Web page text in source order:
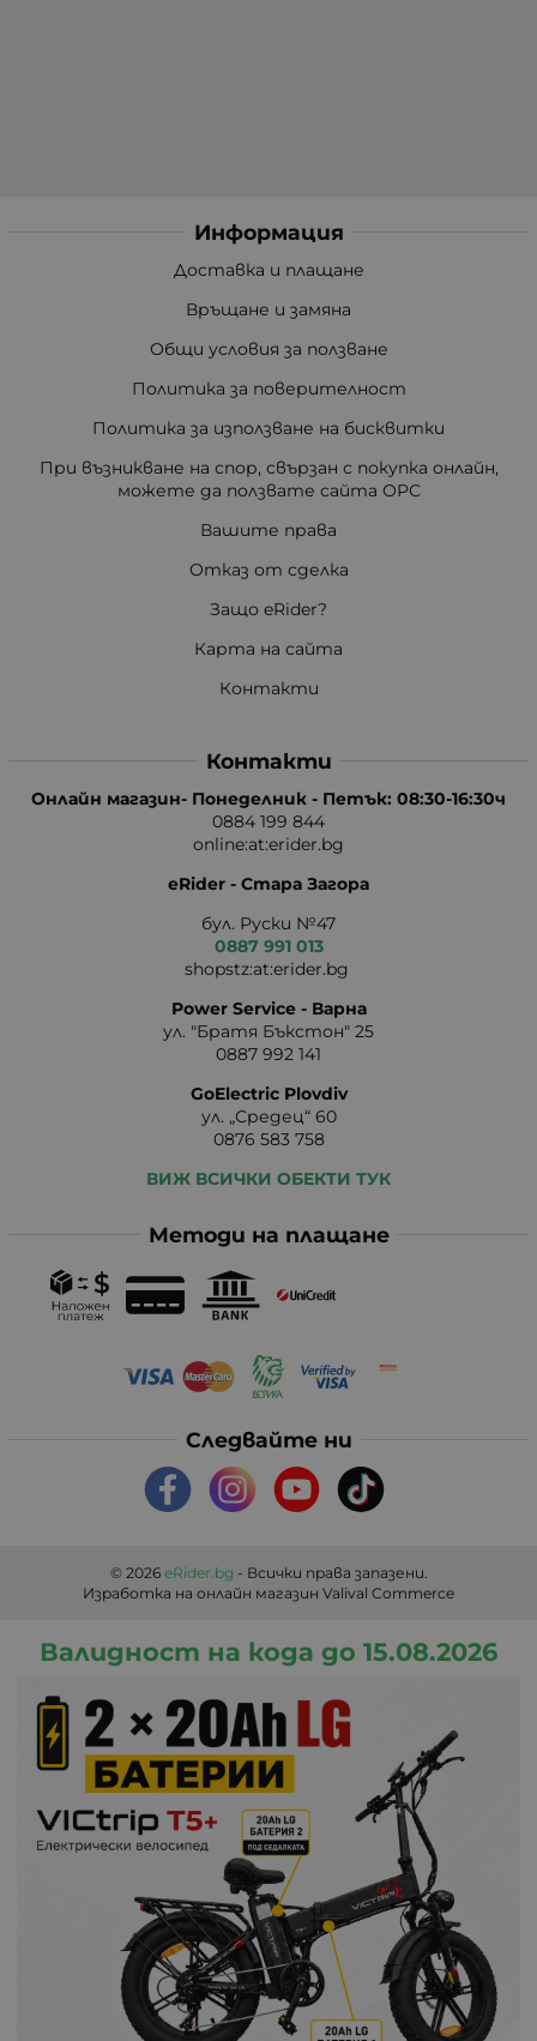
Информация
Доставка и плащане
Връщане и замяна
Общи условия за ползване
Политика за поверителност
Политика за използване на бисквитки
При възникване на спор, свързан с покупка онлайн,
можете да ползвате сайта ОРС
Вашите права
Отказ от сделка
Защо eRider?
Карта на сайта
Контакти
Контакти
Онлайн магазин- Понеделник - Петък: 08:30-16:30ч
0884 199 844
online:at:erider.bg
eRider - Стара Загора
бул. Руски №47
0887 991 013
shopstz:at:erider.bg
Power Service - Варна
ул. "Братя Бъкстон" 25
0887 992 141
GoElectric Plovdiv
ул. „Средец“ 60
0876 583 758
ВИЖ ВСИЧКИ ОБЕКТИ ТУК
Методи на плащане
Следвайте ни
© 2026 eRider.bg - Всички права запазени.
Изработка на онлайн магазин Valival Commerce
Валидност на кода до 15.08.2026